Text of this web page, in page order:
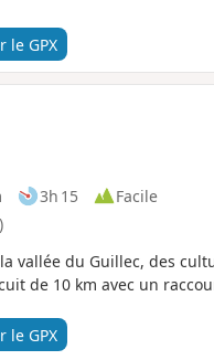
le GPX
3h 15
Facile
vallée du Guillec, des
de 10 km avec un
le GPX